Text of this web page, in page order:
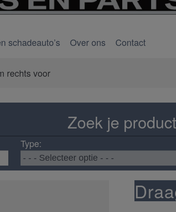
schadeauto’s Over ons Contact
rechts voor
Zoek je product
Type: